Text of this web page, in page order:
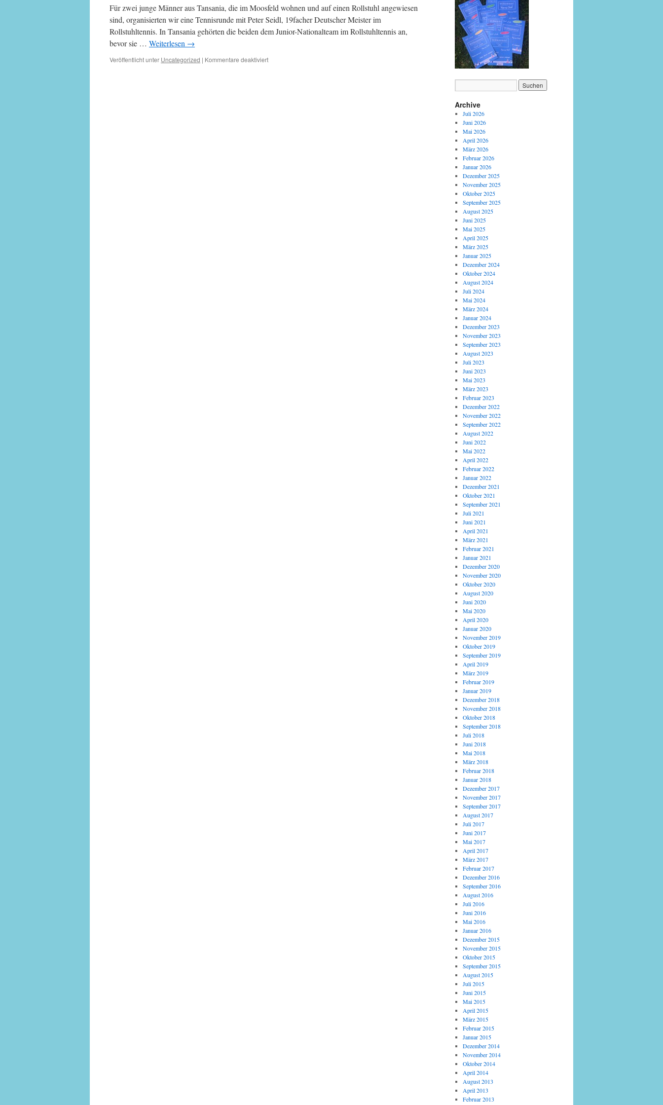
Für zwei junge Männer aus Tansania, die im Moosfeld wohnen und auf einen Rollstuhl angewiesen
sind, organisierten wir eine Tennisrunde mit Peter Seidl, 19facher Deutscher Meister im
Rollstuhltennis. In Tansania gehörten die beiden dem Junior-Nationalteam im Rollstuhltennis an,
bevor sie … Weiterlesen →
Veröffentlicht unter Uncategorized | Kommentare deaktiviert
Archive
Juli 2026
Juni 2026
Mai 2026
April 2026
März 2026
Februar 2026
Januar 2026
Dezember 2025
November 2025
Oktober 2025
September 2025
August 2025
Juni 2025
Mai 2025
April 2025
März 2025
Januar 2025
Dezember 2024
Oktober 2024
August 2024
Juli 2024
Mai 2024
März 2024
Januar 2024
Dezember 2023
November 2023
September 2023
August 2023
Juli 2023
Juni 2023
Mai 2023
März 2023
Februar 2023
Dezember 2022
November 2022
September 2022
August 2022
Juni 2022
Mai 2022
April 2022
Februar 2022
Januar 2022
Dezember 2021
Oktober 2021
September 2021
Juli 2021
Juni 2021
April 2021
März 2021
Februar 2021
Januar 2021
Dezember 2020
November 2020
Oktober 2020
August 2020
Juni 2020
Mai 2020
April 2020
Januar 2020
November 2019
Oktober 2019
September 2019
April 2019
März 2019
Februar 2019
Januar 2019
Dezember 2018
November 2018
Oktober 2018
September 2018
Juli 2018
Juni 2018
Mai 2018
März 2018
Februar 2018
Januar 2018
Dezember 2017
November 2017
September 2017
August 2017
Juli 2017
Juni 2017
Mai 2017
April 2017
März 2017
Februar 2017
Dezember 2016
September 2016
August 2016
Juli 2016
Juni 2016
Mai 2016
Januar 2016
Dezember 2015
November 2015
Oktober 2015
September 2015
August 2015
Juli 2015
Juni 2015
Mai 2015
April 2015
März 2015
Februar 2015
Januar 2015
Dezember 2014
November 2014
Oktober 2014
April 2014
August 2013
April 2013
Februar 2013